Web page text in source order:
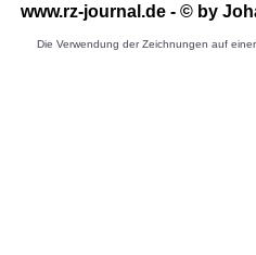
www.rz-journal.de - © by
Die Verwendung der Zeichnungen auf